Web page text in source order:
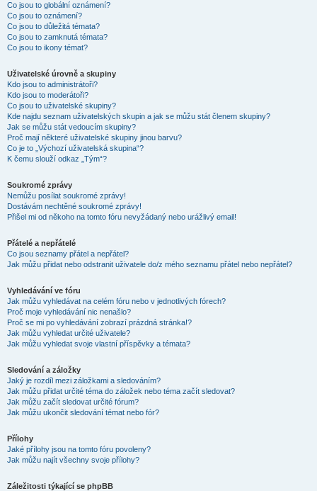
Co jsou to globální oznámení?
Co jsou to oznámení?
Co jsou to důležitá témata?
Co jsou to zamknutá témata?
Co jsou to ikony témat?
Uživatelské úrovně a skupiny
Kdo jsou to administrátoři?
Kdo jsou to moderátoři?
Co jsou to uživatelské skupiny?
Kde najdu seznam uživatelských skupin a jak se můžu stát členem skupiny?
Jak se můžu stát vedoucím skupiny?
Proč mají některé uživatelské skupiny jinou barvu?
Co je to „Výchozí uživatelská skupina“?
K čemu slouží odkaz „Tým“?
Soukromé zprávy
Nemůžu posílat soukromé zprávy!
Dostávám nechtěné soukromé zprávy!
Přišel mi od někoho na tomto fóru nevyžádaný nebo urážlivý email!
Přátelé a nepřátelé
Co jsou seznamy přátel a nepřátel?
Jak můžu přidat nebo odstranit uživatele do/z mého seznamu přátel nebo nepřátel?
Vyhledávání ve fóru
Jak můžu vyhledávat na celém fóru nebo v jednotlivých fórech?
Proč moje vyhledávání nic nenašlo?
Proč se mi po vyhledávání zobrazí prázdná stránka!?
Jak můžu vyhledat určité uživatele?
Jak můžu vyhledat svoje vlastní příspěvky a témata?
Sledování a záložky
Jaký je rozdíl mezi záložkami a sledováním?
Jak můžu přidat určité téma do záložek nebo téma začít sledovat?
Jak můžu začít sledovat určité fórum?
Jak můžu ukončit sledování témat nebo fór?
Přílohy
Jaké přílohy jsou na tomto fóru povoleny?
Jak můžu najít všechny svoje přílohy?
Záležitosti týkající se phpBB